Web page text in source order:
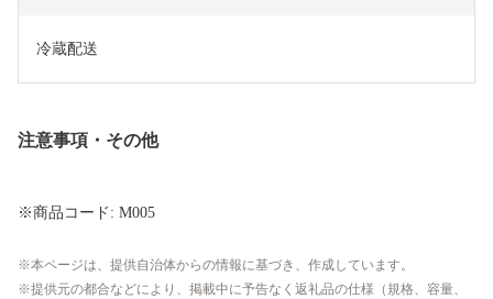
冷蔵配送
注意事項・その他
※商品コード: M005
本ページは、提供自治体からの情報に基づき、作成しています。
提供元の都合などにより、掲載中に予告なく返礼品の仕様（規格、容量、